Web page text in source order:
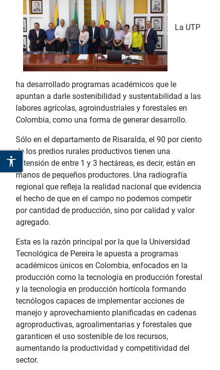
La UTP
ha desarrollado programas académicos que le
apuntan a darle sostenibilidad y sustentabilidad a las
labores agrícolas, agroindustriales y forestales en
Colombia, como una forma de generar desarrollo.
Sólo en el departamento de Risaralda, el 90 por ciento
de los predios rurales productivos tienen una
extensión de entre 1 y 3 hectáreas, es decir, están en
manos de pequeños productores. Una radiografía
regional que refleja la realidad nacional que evidencia
el hecho de que en el campo no podemos competir
por cantidad de producción, sino por calidad y valor
agregado.
Esta es la razón principal por la que la Universidad
Tecnológica de Pereira le apuesta a programas
académicos únicos en Colombia, enfocados en la
producción como la tecnología en producción forestal
y la tecnología en producción hortícola formando
tecnólogos capaces de implementar acciones de
manejo y aprovechamiento planificadas en cadenas
agroproductivas, agroalimentarias y forestales que
garanticen el uso sostenible de los recursos,
aumentando la productividad y competitividad del
sector.